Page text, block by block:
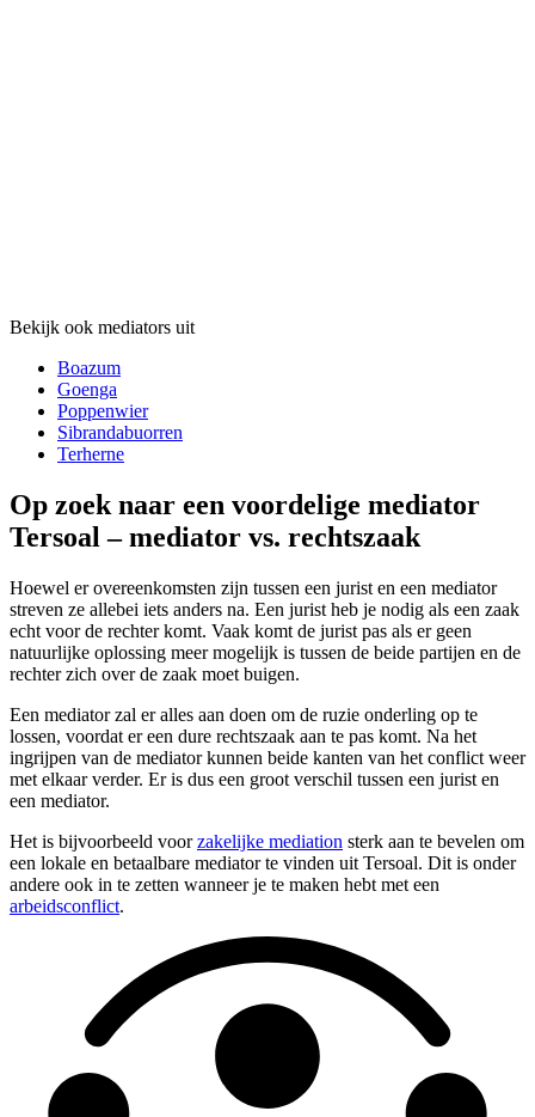
Bekijk ook mediators uit
Boazum
Goenga
Poppenwier
Sibrandabuorren
Terherne
Op zoek naar een voordelige mediator
Tersoal – mediator vs. rechtszaak
Hoewel er overeenkomsten zijn tussen een jurist en een mediator
streven ze allebei iets anders na. Een jurist heb je nodig als een zaak
echt voor de rechter komt. Vaak komt de jurist pas als er geen
natuurlijke oplossing meer mogelijk is tussen de beide partijen en de
rechter zich over de zaak moet buigen.
Een mediator zal er alles aan doen om de ruzie onderling op te
lossen, voordat er een dure rechtszaak aan te pas komt. Na het
ingrijpen van de mediator kunnen beide kanten van het conflict weer
met elkaar verder. Er is dus een groot verschil tussen een jurist en
een mediator.
Het is bijvoorbeeld voorzakelijke mediation sterk aan te bevelen om
een lokale en betaalbare mediator te vinden uit Tersoal. Dit is onder
andere ook in te zetten wanneer je te maken hebt met een
arbeidsconflict.